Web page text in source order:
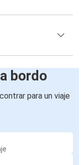
bordo
para un viaje